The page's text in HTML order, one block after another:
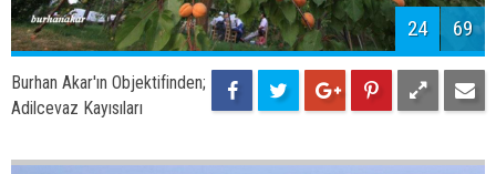
24 69
Burhan Akar'ın Objektifinden;
Adilcevaz Kayısıları